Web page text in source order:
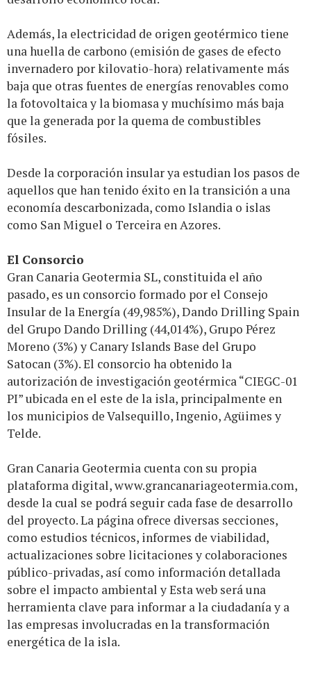
Además, la electricidad de origen geotérmico tiene
una huella de carbono (emisión de gases de efecto
invernadero por kilovatio-hora) relativamente más
baja que otras fuentes de energías renovables como
la fotovoltaica y la biomasa y muchísimo más baja
que la generada por la quema de combustibles
fósiles.
Desde la corporación insular ya estudian los pasos de
aquellos que han tenido éxito en la transición a una
economía descarbonizada, como Islandia o islas
como San Miguel o Terceira en Azores.
El Consorcio
Gran Canaria Geotermia SL, constituida el año
pasado, es un consorcio formado por el Consejo
Insular de la Energía (49,985%), Dando Drilling Spain
del Grupo Dando Drilling (44,014%), Grupo Pérez
Moreno (3%) y Canary Islands Base del Grupo
Satocan (3%). El consorcio ha obtenido la
autorización de investigación geotérmica “CIEGC-01
PI” ubicada en el este de la isla, principalmente en
los municipios de Valsequillo, Ingenio, Agüimes y
Telde.
Gran Canaria Geotermia cuenta con su propia
plataforma digital,www.grancanariageotermia.com,
desde la cual se podrá seguir cada fase de desarrollo
del proyecto. La página ofrece diversas secciones,
como estudios técnicos, informes de viabilidad,
actualizaciones sobre licitaciones y colaboraciones
público-privadas, así como información detallada
sobre el impacto ambiental y Esta web será una
herramienta clave para informar a la ciudadanía y a
las empresas involucradas en la transformación
energética de la isla.